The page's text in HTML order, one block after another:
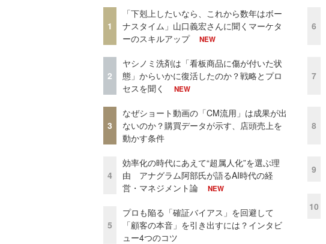
1
「下剋上したいなら、これから数年はボー
ナスタイム」山口義宏さんに聞くマーケタ
ーのスキルアップ
NEW
2
ヤシノミ洗剤は「看板商品に傷が付いた状
態」からいかに復活したのか？戦略とプロ
セスを聞く
NEW
3
なぜショート動画の「CM流用」は成果が出
ないのか？購買データが示す、店頭売上を
動かす条件
4
効率化の時代にあえて“超属人化”を選ぶ理
由 アナグラム阿部氏が語るAI時代の経
営・マネジメント論
NEW
5
プロも陥る「確証バイアス」を回避して
「顧客の本音」を引き出すには？インタビ
ュー4つのコツ
6
7
8
9
10